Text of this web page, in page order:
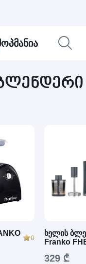
0
ხელის
Franko
329 ₾